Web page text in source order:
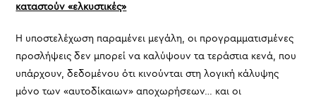
καταστούν «ελκυστικές»
Η υποστελέχωση παραμένει μεγάλη, οι προγραμματισμένες
προσλήψεις δεν μπορεί να καλύψουν τα τεράστια κενά, που
υπάρχουν, δεδομένου ότι κινούνται στη λογική κάλυψης
μόνο των «αυτοδίκαιων» αποχωρήσεων… και οι